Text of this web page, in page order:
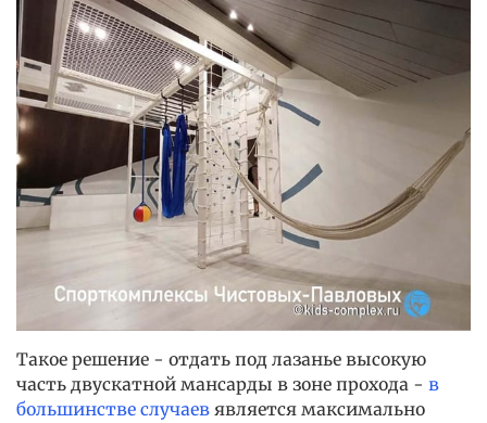
Такое решение - отдать под лазанье высокую
часть двускатной мансарды в зоне прохода - в
большинстве случаев является максимально